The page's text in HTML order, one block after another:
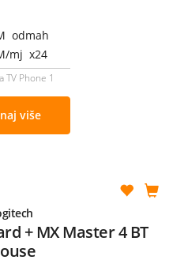
odmah
mj x24
TV Phone 1
više
+ MX Master 4 BT